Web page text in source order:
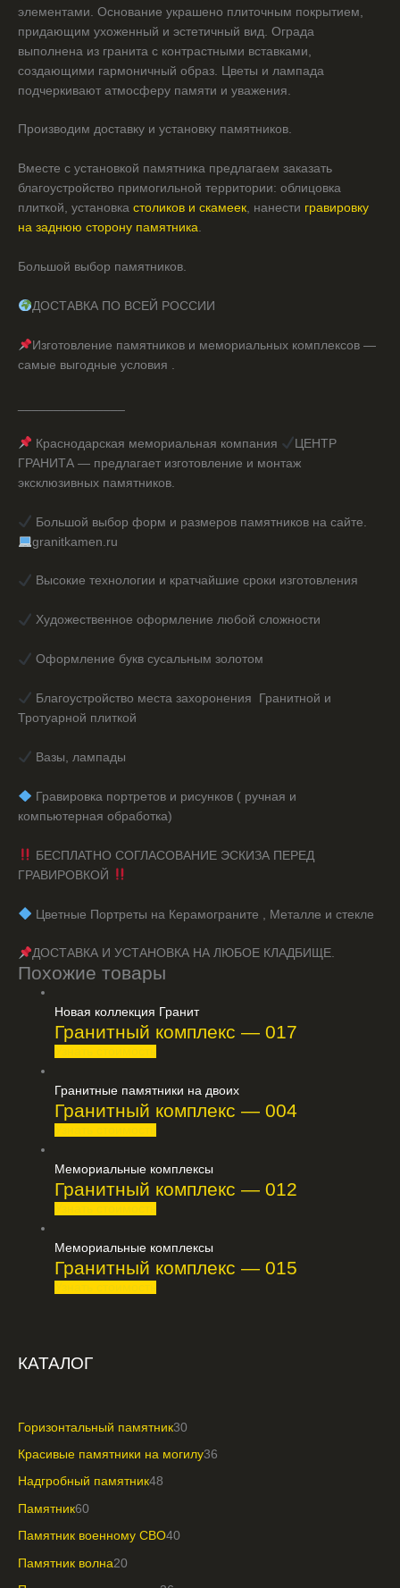
элементами. Основание украшено плиточным покрытием,
придающим ухоженный и эстетичный вид. Ограда
выполнена из гранита с контрастными вставками,
создающими гармоничный образ. Цветы и лампада
подчеркивают атмосферу памяти и уважения.
Производим доставку и установку памятников.
Вместе с установкой памятника предлагаем заказать
благоустройство примогильной территории: облицовка
плиткой, установка столиков и скамеек, нанести гравировку
на заднюю сторону памятника.
Большой выбор памятников.
ДОСТАВКА ПО ВСЕЙ РОССИИ
Изготовление памятников и мемориальных комплексов —
самые выгодные условия .
Краснодарская мемориальная компания
ЦЕНТР
ГРАНИТА — предлагает изготовление и монтаж
эксклюзивных памятников.
Большой выбор форм и размеров памятников на сайте.
granitkamen.ru
Высокие технологии и кратчайшие сроки изготовления
Художественное оформление любой сложности
Оформление букв сусальным золотом
Благоустройство места захоронения Гранитной и
Тротуарной плиткой
Вазы, лампады
️ Гравировка портретов и рисунков ( ручная и
компьютерная обработка)
БЕСПЛАТНО СОГЛАСОВАНИЕ ЭСКИЗА ПЕРЕД
ГРАВИРОВКОЙ
️ Цветные Портреты на Керамограните , Металле и стекле
ДОСТАВКА И УСТАНОВКА НА ЛЮБОЕ КЛАДБИЩЕ.
Похожие товары
Новая коллекция Гранит
Гранитный комплекс — 017
Гранитные памятники на двоих
Гранитный комплекс — 004
Мемориальные комплексы
Гранитный комплекс — 012
Мемориальные комплексы
Гранитный комплекс — 015
КАТАЛОГ
Горизонтальный памятник30
Красивые памятники на могилу36
Надгробный памятник48
Памятник60
Памятник военному СВО40
Памятник волна20